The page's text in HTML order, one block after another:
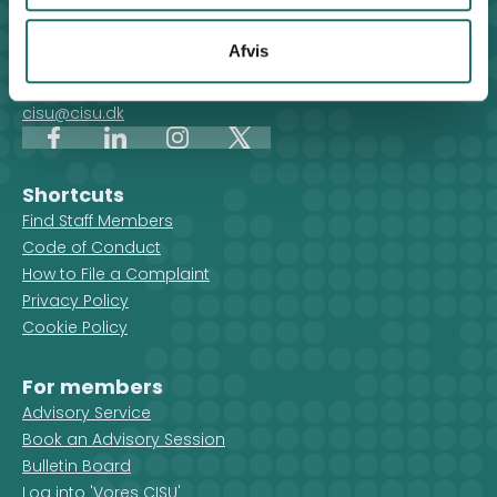
Afvis
Contact
weekdays from 10 am till 2 pm at:
+45 8612 0342
cisu@cisu.dk
FacebookLinkedInInstagram
X
Shortcuts
Find Staff Members
Code of Conduct
How to File a Complaint
Privacy Policy
Cookie Policy
For members
Advisory Service
Book an Advisory Session
Bulletin Board
Log into 'Vores CISU'